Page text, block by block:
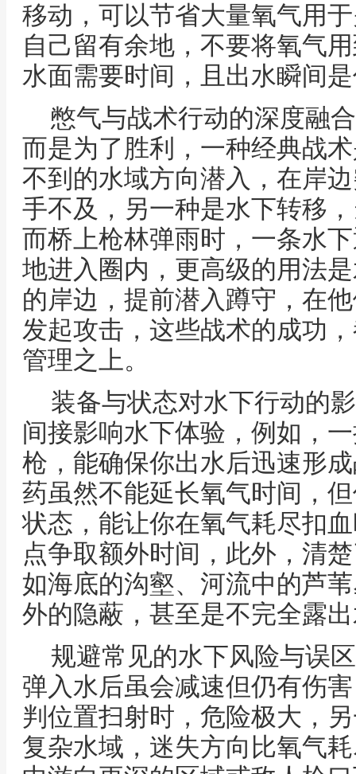
移动，可以节省大量氧气用
自己留有余地，不要将氧气
水面需要时间，且出水瞬间
憋气与战术行动的深度融
而是为了胜利，一种经典战
不到的水域方向潜入，在岸
手不及，另一种是水下转移
而桥上枪林弹雨时，一条水
地进入圈内，更高级的用法
的岸边，提前潜入蹲守，在
发起攻击，这些战术的成功
管理之上。
装备与状态对水下行动的
间接影响水下体验，例如，
枪，能确保你出水后迅速形
药虽然不能延长氧气时间，
状态，能让你在氧气耗尽扣
点争取额外时间，此外，清
如海底的沟壑、河流中的芦
外的隐蔽，甚至是不完全露
规避常见的水下风险与误
弹入水后虽会减速但仍有伤
判位置扫射时，危险极大，
复杂水域，迷失方向比氧气